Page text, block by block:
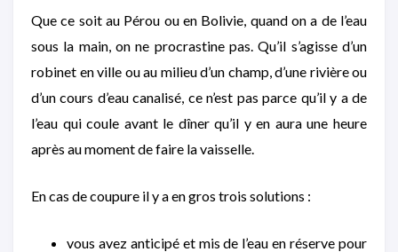
Que ce soit au Pérou ou en Bolivie, quand on a de l’eau
sous la main, on ne procrastine pas. Qu’il s’agisse d’un
robinet en ville ou au milieu d’un champ, d’une rivière ou
d’un cours d’eau canalisé, ce n’est pas parce qu’il y a de
l’eau qui coule avant le dîner qu’il y en aura une heure
après au moment de faire la vaisselle.
En cas de coupure il y a en gros trois solutions :
vous avez anticipé et mis de l’eau en réserve pour